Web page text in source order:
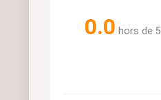
0.0 hors de 5